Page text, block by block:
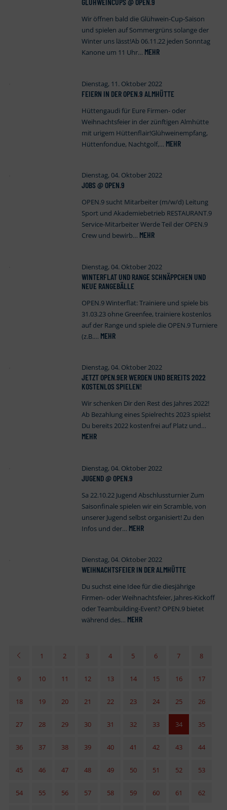
Wir öffnen bald die Glühwein-Cup-Saison
und spielen auf Sommergrüns solange der
Winter uns lässt!Ab 06.11.22 jeden Sonntag
Kanone um 11 Uhr… MEHR
Dienstag, 11. Oktober 2022
FEIERN IN DER OPEN 9 ALMHÜTTE
Hüttengaudi für Eure Firmen- oder
Weihnachtsfeier in der zünftigen Almhütte
mit urigem Hüttenflair!Glühweinempfang,
Hüttenfondue, Nachtgolf,… MEHR
Dienstag, 04. Oktober 2022
JOBS @ OPEN.9
OPEN.9 sucht Mitarbeiter (m/w/d) Leitung
Sport und Akademiebetrieb RESTAURANT.9
Service-Mitarbeiter Werde Teil der OPEN.9
Crew und bewirb… MEHR
Dienstag, 04. Oktober 2022
WINTERFLAT UND RANGE SCHNÄPPCHEN UND
NEUE RANGEBÄLLE
OPEN.9 Winterflat: Trainiere und spiele bis
31.03.23 ohne Greenfee, trainiere kostenlos
auf der Range und spiele die OPEN.9 Turniere
(z.B.… MEHR
Dienstag, 04. Oktober 2022
JETZT OPEN.9ER WERDEN UND BEREITS 2022
KOSTENLOS SPIELEN!
Wir schenken Dir den Rest des Jahres 2022!
Ab Bezahlung eines Spielrechts 2023 spielst
Du bereits 2022 kostenfrei auf Platz und…
MEHR
Dienstag, 04. Oktober 2022
JUGEND @ OPEN 9
Sa 22.10.22 Jugend Abschlussturnier Zum
Saisonfinale spielen wir ein Scramble, von
unserer Jugend selbst organisiert! Zu den
Infos und der… MEHR
Dienstag, 04. Oktober 2022
WEIHNACHTSFEIER IN DER ALMHÜTTE
Du suchst eine Idee für die diesjährige
Firmen- oder Weihnachtsfeier, Jahres-Kickoff
oder Teambuilding-Event? OPEN.9 bietet
während des… MEHR
1 2 3 4 5 6 7 8
9 10 11 12 13 14 15 16 17
18 19 20 21 22 23 24 25 26
27 28 29 30 31 32 33 34 35
36 37 38 39 40 41 42 43 44
45 46 47 48 49 50 51 52 53
54 55 56 57 58 59 60 61 62